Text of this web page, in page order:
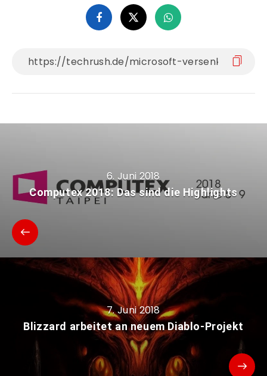
6. Juni 2018
Computex 2018: Das sind die Highlights
7. Juni 2018
Blizzard arbeitet an neuem Diablo-Projekt